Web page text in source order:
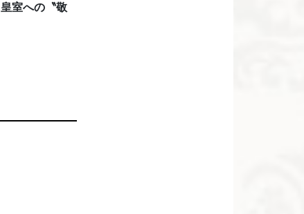
室への〝敬